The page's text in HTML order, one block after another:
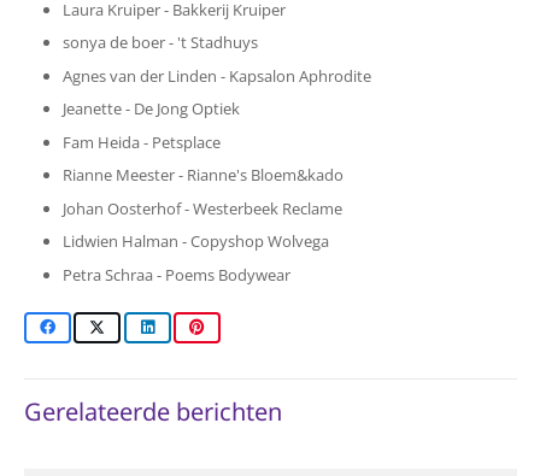
Laura Kruiper - Bakkerij Kruiper
sonya de boer - 't Stadhuys
Agnes van der Linden - Kapsalon Aphrodite
Jeanette - De Jong Optiek
Fam Heida - Petsplace
Rianne Meester - Rianne's Bloem&kado
Johan Oosterhof - Westerbeek Reclame
Lidwien Halman - Copyshop Wolvega
Petra Schraa - Poems Bodywear
Gerelateerde berichten